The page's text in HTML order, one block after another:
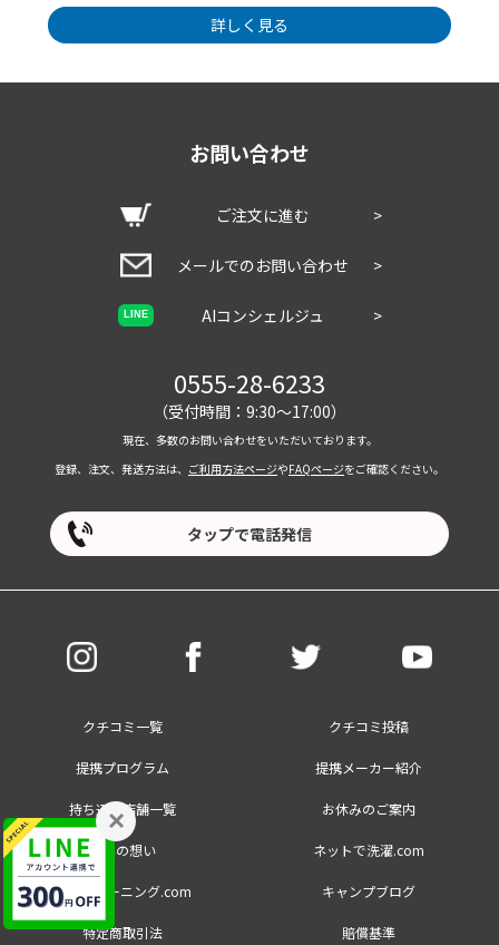
詳しく見る
お問い合わせ
ご注文に進む >
メールでのお問い合わせ >
LINE AIコンシェルジュ >
0555-28-6233
（受付時間：9:30～17:00）
現在、多数のお問い合わせをいただいております。
登録、注文、発送方法は、 ご利用方法ページやFAQページをご確認ください。
タップで電話発信
クチコミ一覧 クチコミ投稿
提携プログラム 提携メーカー紹介
持ち込み店舗一覧 お休みのご案内
創業の想い ネットで洗濯.com
大量クリーニング.com キャンプブログ
特定商取引法 賠償基準
×